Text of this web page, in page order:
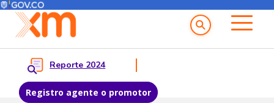
Menú del Usuario
Reporte 2024
Registro agente o promotor
Menu principal